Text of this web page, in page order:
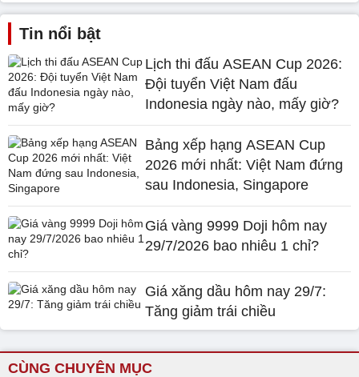
Tin nổi bật
Lịch thi đấu ASEAN Cup 2026:
Đội tuyển Việt Nam đấu
Indonesia ngày nào, mấy giờ?
Bảng xếp hạng ASEAN Cup
2026 mới nhất: Việt Nam đứng
sau Indonesia, Singapore
Giá vàng 9999 Doji hôm nay
29/7/2026 bao nhiêu 1 chỉ?
Giá xăng dầu hôm nay 29/7:
Tăng giảm trái chiều
CÙNG CHUYÊN MỤC